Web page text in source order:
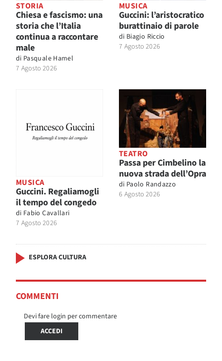
STORIA
Chiesa e fascismo: una
storia che l’Italia
continua a raccontare
male
di Pasquale Hamel
7 Agosto 2026
MUSICA
Guccini: l’aristocratico
burattinaio di parole
di Biagio Riccio
7 Agosto 2026
MUSICA
Guccini. Regaliamogli
il tempo del congedo
di Fabio Cavallari
7 Agosto 2026
TEATRO
Passa per Cimbelino la
nuova strada dell’Opra
di Paolo Randazzo
6 Agosto 2026
ESPLORA CULTURA
COMMENTI
Devi fare login per commentare
ACCEDI